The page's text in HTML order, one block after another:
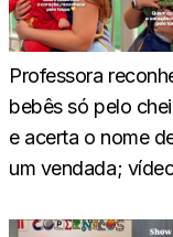
Professora
bebês só pelo
e acerta o nome
um vendada;